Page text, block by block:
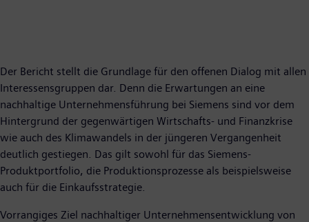
Der Bericht stellt die Grundlage für den offenen Dialog mit allen
Interessensgruppen dar. Denn die Erwartungen an eine
nachhaltige Unternehmensführung bei Siemens sind vor dem
Hintergrund der gegenwärtigen Wirtschafts- und Finanzkrise
wie auch des Klimawandels in der jüngeren Vergangenheit
deutlich gestiegen. Das gilt sowohl für das Siemens-
Produktportfolio, die Produktionsprozesse als beispielsweise
auch für die Einkaufsstrategie.
Vorrangiges Ziel nachhaltiger Unternehmensentwicklung von